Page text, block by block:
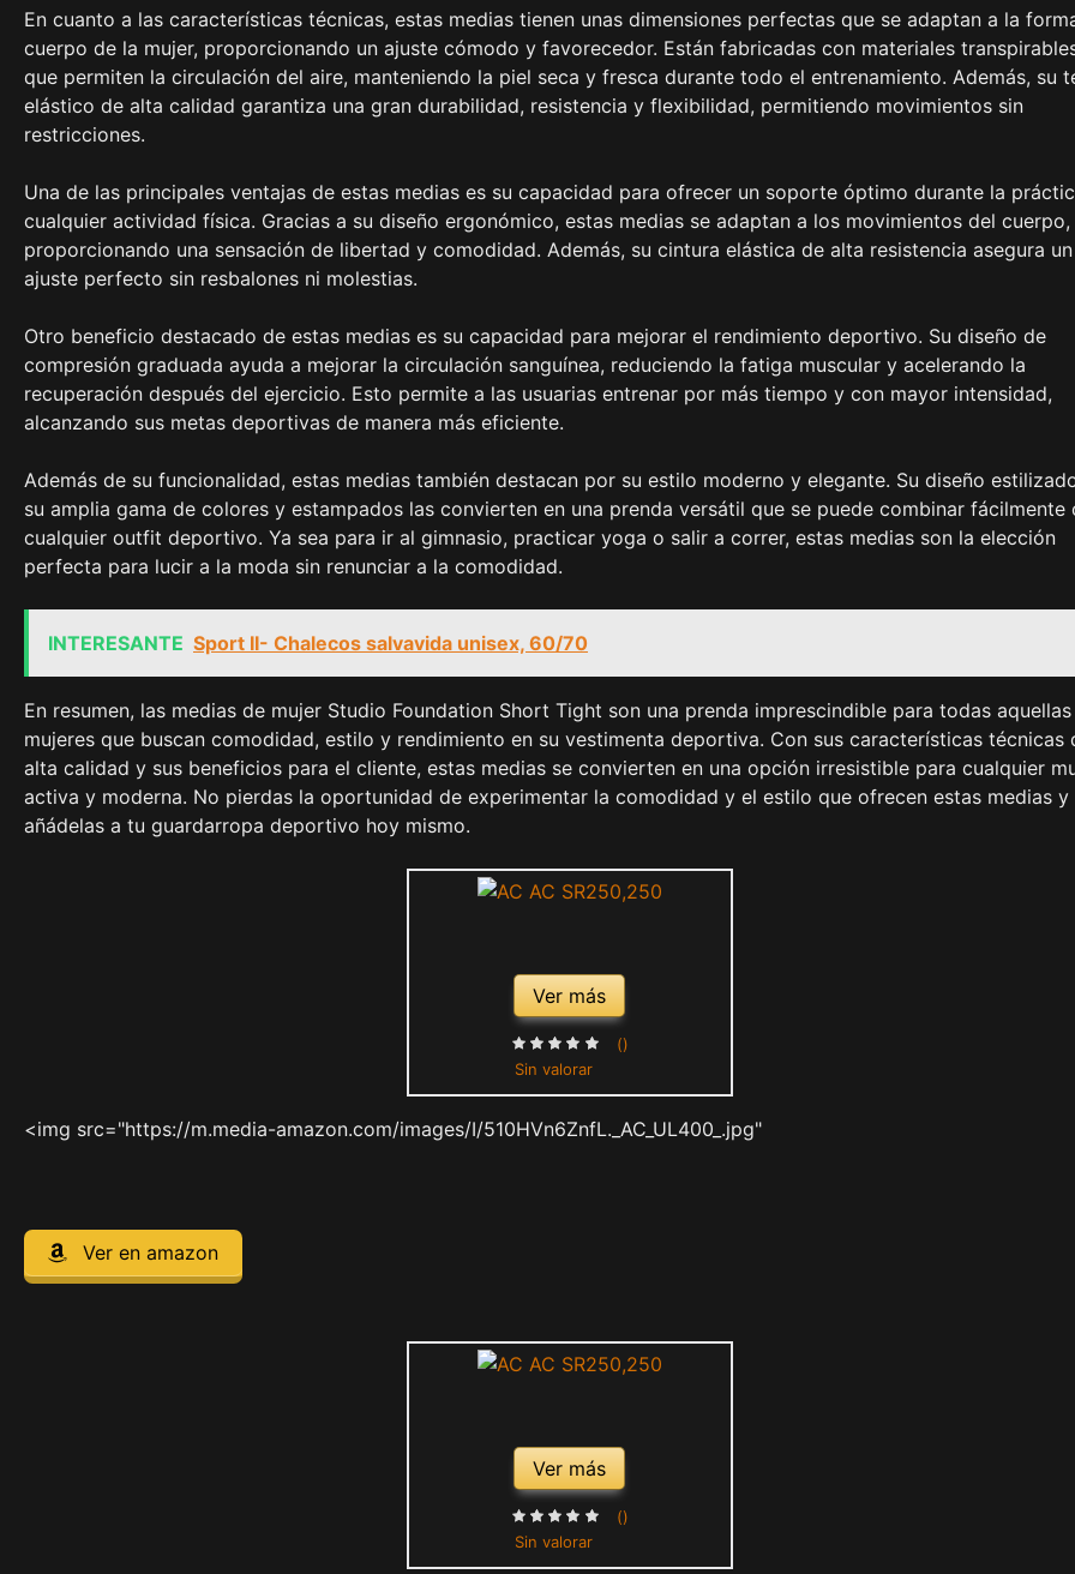
En cuanto a las características técnicas, estas medias tienen unas dimensiones perfectas que se adaptan a la
cuerpo de la mujer, proporcionando un ajuste cómodo y favorecedor. Están fabricadas con materiales
que permiten la circulación del aire, manteniendo la piel seca y fresca durante todo el entrenamiento. Además, su
elástico de alta calidad garantiza una gran durabilidad, resistencia y flexibilidad, permitiendo movimientos sin
restricciones.
Una de las principales ventajas de estas medias es su capacidad para ofrecer un soporte óptimo durante la
cualquier actividad física. Gracias a su diseño ergonómico, estas medias se adaptan a los movimientos del cuerpo,
proporcionando una sensación de libertad y comodidad. Además, su cintura elástica de alta resistencia asegura un
ajuste perfecto sin resbalones ni molestias.
Otro beneficio destacado de estas medias es su capacidad para mejorar el rendimiento deportivo. Su diseño de
compresión graduada ayuda a mejorar la circulación sanguínea, reduciendo la fatiga muscular y acelerando la
recuperación después del ejercicio. Esto permite a las usuarias entrenar por más tiempo y con mayor intensidad,
alcanzando sus metas deportivas de manera más eficiente.
Además de su funcionalidad, estas medias también destacan por su estilo moderno y elegante. Su diseño
su amplia gama de colores y estampados las convierten en una prenda versátil que se puede combinar fácilmente
cualquier outfit deportivo. Ya sea para ir al gimnasio, practicar yoga o salir a correr, estas medias son la elección
perfecta para lucir a la moda sin renunciar a la comodidad.
INTERESANTE Sport II- Chalecos salvavida unisex, 60/70
En resumen, las medias de mujer Studio Foundation Short Tight son una prenda imprescindible para todas aquellas
mujeres que buscan comodidad, estilo y rendimiento en su vestimenta deportiva. Con sus características técnicas
alta calidad y sus beneficios para el cliente, estas medias se convierten en una opción irresistible para cualquier
activa y moderna. No pierdas la oportunidad de experimentar la comodidad y el estilo que ofrecen estas medias y
añádelas a tu guardarropa deportivo hoy mismo.
Ver más
Sin valorar
()
<img src="https://m.media-amazon.com/images/I/510HVn6ZnfL._AC_UL400_.jpg"
Ver en amazon
Ver más
Sin valorar
()